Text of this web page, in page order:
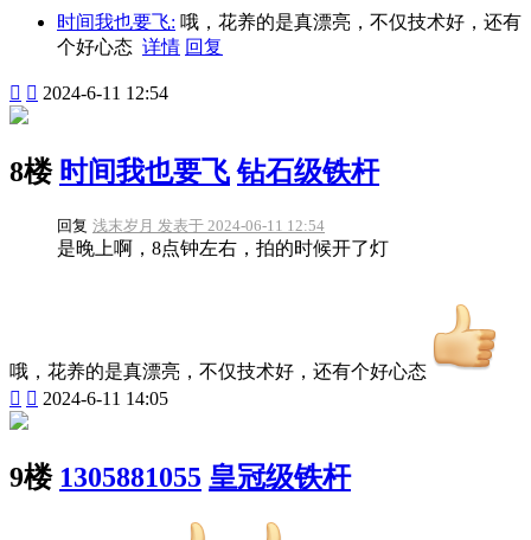
时间我也要飞: 哦，花养的是真漂亮，不仅技术好，还有
个好心态 详情 回复
  2024-6-11 12:54
8楼 时间我也要飞 钻石级铁杆
回复 浅末岁月 发表于 2024-06-11 12:54
是晚上啊，8点钟左右，拍的时候开了灯
哦，花养的是真漂亮，不仅技术好，还有个好心态
  2024-6-11 14:05
9楼 1305881055 皇冠级铁杆